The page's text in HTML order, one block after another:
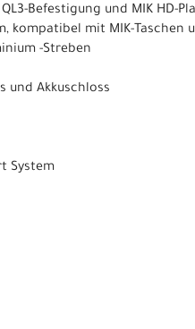
Befestigung und MIK HD-
kompatibel mit MIK-Taschen
-Streben
und Akkuschloss
System